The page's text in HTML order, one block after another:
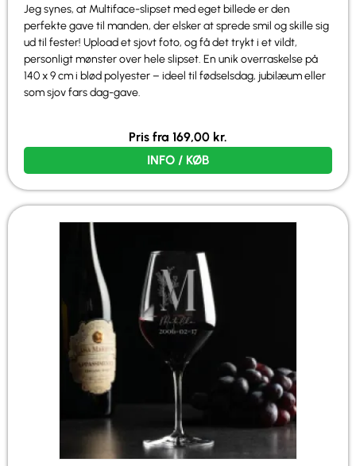
Jeg synes, at Multiface-slipset med eget billede er den
perfekte gave til manden, der elsker at sprede smil og skille sig
ud til fester! Upload et sjovt foto, og få det trykt i et vildt,
personligt mønster over hele slipset. En unik overraskelse på
140 x 9 cm i blød polyester – ideel til fødselsdag, jubilæum eller
som sjov fars dag-gave.
Pris fra 169,00 kr.
INFO / KØB